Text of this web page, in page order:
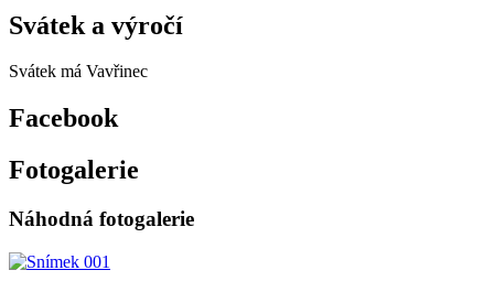
Svátek a výročí
Svátek má Vavřinec
Facebook
Fotogalerie
Náhodná fotogalerie